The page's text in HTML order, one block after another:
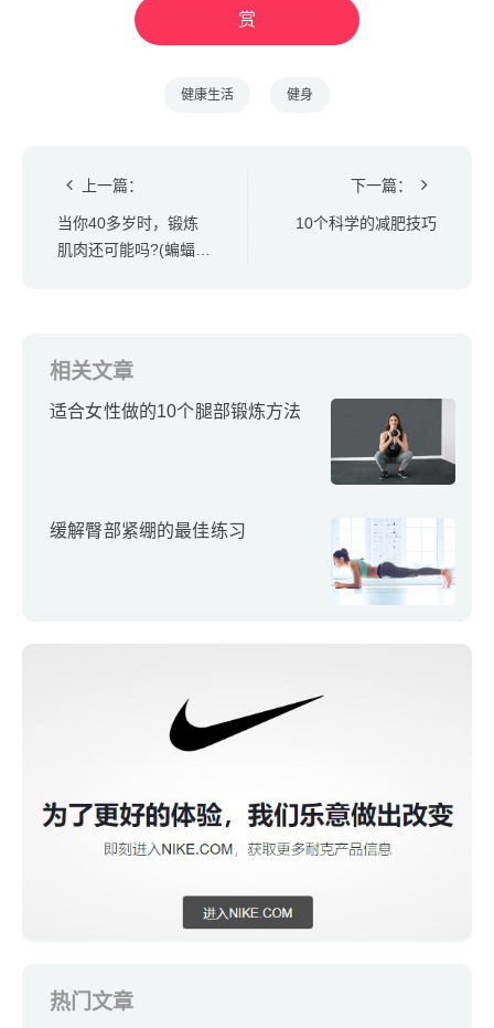
赏
健康生活 健身
上一篇：
当你40多岁时，锻炼
肌肉还可能吗?(蝙蝠侠
下一篇：
10个科学的减肥技巧
相关文章
适合女性做的10个腿部锻炼方法
缓解臀部紧绷的最佳练习
热门文章